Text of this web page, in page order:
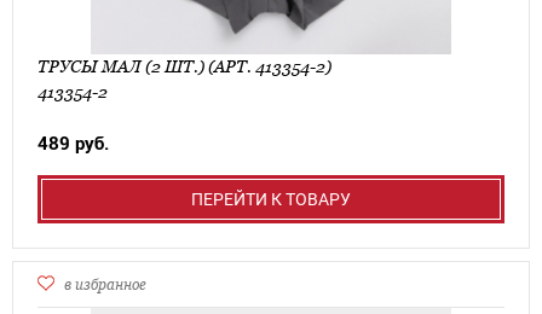
ТРУСЫ МАЛ (2 ШТ.) (АРТ. 413354-2)
413354-2
489 руб.
ПЕРЕЙТИ К ТОВАРУ
в избранное